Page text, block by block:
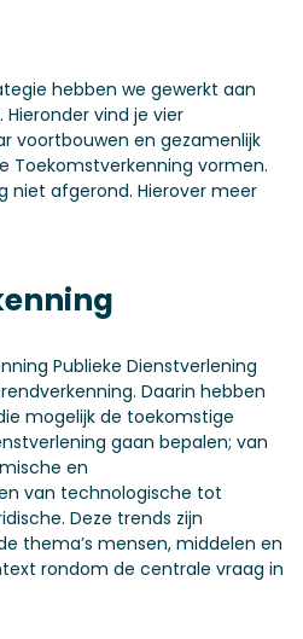
hebben we gewerkt aan
vind je vier
voortbouwen en gezamenlijk
Toekomstverkenning vormen.
niet afgerond. Hierover meer
Publieke Dienstverlening
Daarin hebben
mogelijk de toekomstige
gaan bepalen; van
en
van technologische tot
Deze trends zijn
thema’s mensen, middelen en
rondom de centrale vraag in